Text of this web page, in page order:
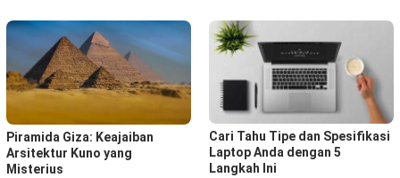
Piramida Giza: Keajaiban
Arsitektur Kuno yang
Misterius
Cari Tahu Tipe dan Spesifikasi
Laptop Anda dengan 5
Langkah Ini